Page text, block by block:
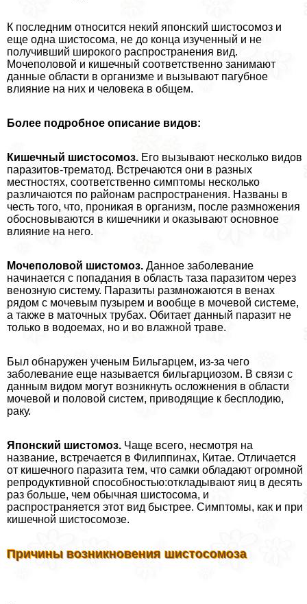
К последним относится некий японский шистосомоз и
еще одна шистосома, не до конца изученный и не
получивший широкого распространения вид.
Мочепoлoвoй и кишечный соответственно занимают
данные области в организме и вызывают пагубное
влияние на них и человека в общем.
Более подробное описание видов:
Кишечный шистосомоз. Его вызывают несколько видов
паразитов-трематод. Встречаются они в разных
местностях, соответственно симптомы несколько
различаются по районам распространения. Названы в
честь того, что, проникая в организм, после размножения
обосновываются в кишечники и оказывают основное
влияние на него.
Мочепoлoвoй шистомоз. Данное заболевание
начинается с попадания в область таза паразитом через
венозную систему. Паразиты размножаются в венах
рядом с мочевым пузырем и вообще в мочевой системе,
а также в маточных трубах. Обитает данный паразит не
только в водоемах, но и во влажной траве.
Был обнаружен ученым Бильгарцем, из-за чего
заболевание еще называется бильгарциозом. В связи с
данным видом могут возникнуть осложнения в области
мочевой и пoлoвoй систем, приводящие к бесплодию,
paку.
Японский шистомоз. Чаще всего, несмотря на
название, встречается в Филиппинах, Китае. Отличается
от кишечного паразита тем, что самки обладают огромной
репродуктивной способностью:откладывают яиц в десять
раз больше, чем обычная шистосома, и
распространяется этот вид быстрее. Симптомы, как и при
кишечной шистосомозе.
Причины возникновения шистосомоза